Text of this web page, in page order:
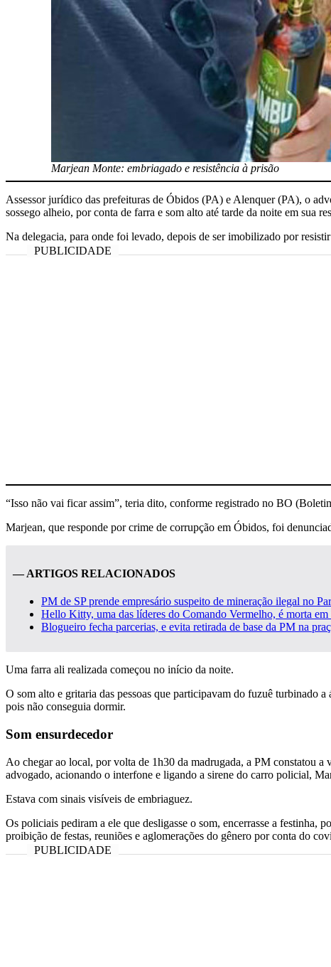
Marjean Monte: embriagado e resistência à prisão
Assessor jurídico das prefeituras de Óbidos (PA) e Alenquer (PA), o
sossego alheio, por conta de farra e som alto até tarde da noite em sua
Na delegacia, para onde foi levado, depois de ser imobilizado por
“Isso não vai ficar assim”, teria dito, conforme registrado no BO
Marjean, que responde por crime de corrupção em Óbidos, foi
— ARTIGOS RELACIONADOS
PM de SP prende empresário suspeito de mineração ilegal no
Hello Kitty, uma das líderes do Comando Vermelho, é morta em
Blogueiro fecha parcerias, e evita retirada de base da PM na
Uma farra ali realizada começou no início da noite.
O som alto e gritaria das pessoas que participavam do fuzuê turbinado
pois não conseguia dormir.
Som ensurdecedor
Ao chegar ao local, por volta de 1h30 da madrugada, a PM constatou
advogado, acionando o interfone e ligando a sirene do carro policial,
Estava com sinais visíveis de embriaguez.
Os policiais pediram a ele que desligasse o som, encerrasse a
proibição de festas, reuniões e aglomerações do gênero por conta do